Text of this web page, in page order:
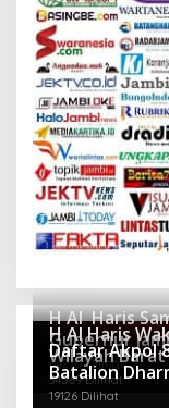
H Al Haris
Gubernur
Kunjungan
64275 Dilihat
H Al Haris
Wilayah Barat
Gubernuran
34569 Dilihat
Daftar Akpol
Batalion
Pradana
19126 Dilihat